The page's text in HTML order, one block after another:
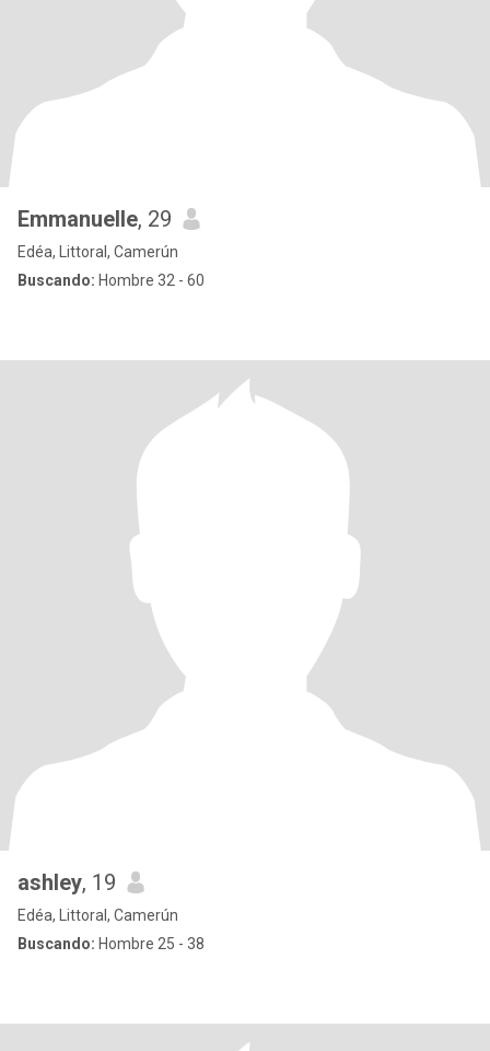
Emmanuelle, 29
Edéa, Littoral, Camerún
Buscando: Hombre 32 - 60
ashley, 19
Edéa, Littoral, Camerún
Buscando: Hombre 25 - 38